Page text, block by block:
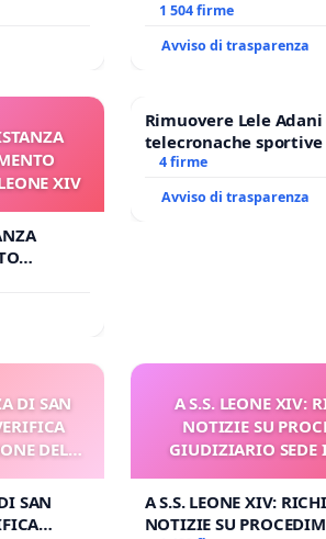
XVI
OPERE DI RUPNIK?
1 504 firme
Avviso di trasparenza
XIV
XIV
Rimuovere Lele
telecronache sportive
4 firme
Avviso di trasparenza
DI SAN
DEL
SAN
A S.S. LEONE XIV:
NOTIZIE SU
GIUDIZIARIO SEDE
A S.S. LEONE XIV:
NOTIZIE SU